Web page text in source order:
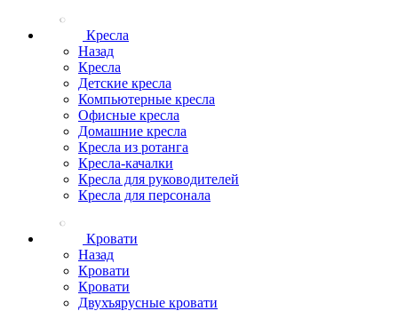
Кресла
Назад
Кресла
Детские кресла
Компьютерные кресла
Офисные кресла
Домашние кресла
Кресла из ротанга
Кресла-качалки
Кресла для руководителей
Кресла для персонала
Кровати
Назад
Кровати
Кровати
Двухъярусные кровати